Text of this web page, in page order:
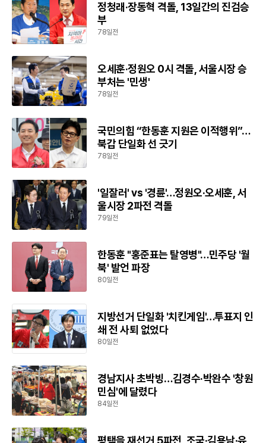
정청래·장동혁 격돌, 13일간의 진검승
부
78일전
오세훈·정원오 0시 격돌, 서울시장 승
부처는 '민생'
78일전
국민의힘 “한동훈 지원은 이적행위”…
북갑 단일화 선 긋기
78일전
'일잘러' vs '경륜'…정원오·오세훈, 서
울시장 2파전 격돌
79일전
한동훈 "홍준표는 탈영병"…민주당 '월
북' 발언 파장
80일전
지방선거 단일화 '치킨게임'…투표지 인
쇄 전 사퇴 없었다
80일전
경남지사 초박빙…김경수·박완수 '창원
민심'에 달렸다
84일전